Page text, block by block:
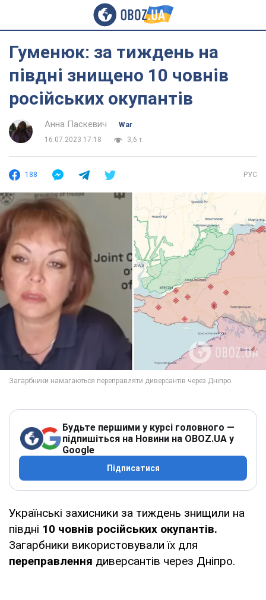
Гуменюк: за тиждень на
півдні знищено 10 човнів
російських окупантів
Анна Паскевич
War
16.07.2023 17:18
3,6 т.
188 РУС
Будьте першими у курсі головного —
підпишіться на Новини на OBOZ.UA у
Google
Підписатися
Українські захисники за тиждень знищили на
півдні 10 човнів російських окупантів.
Загарбники використовували їх для
переправлення диверсантів через Дніпро.